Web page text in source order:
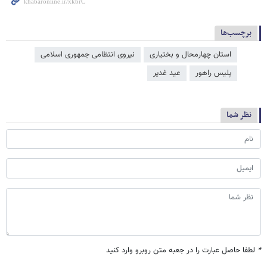
برچسب‌ها
استان چهارمحال و بختیاری
نیروی انتظامی جمهوری اسلامی
پلیس راهور
عید غدیر
نظر شما
* لطفا حاصل عبارت را در جعبه متن روبرو وارد کنید